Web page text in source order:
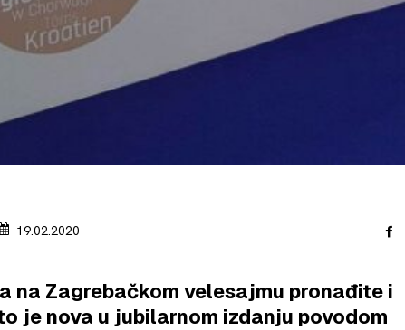
19.02.2020
na Zagrebačkom velesajmu pronađite i
je nova u jubilarnom izdanju povodom